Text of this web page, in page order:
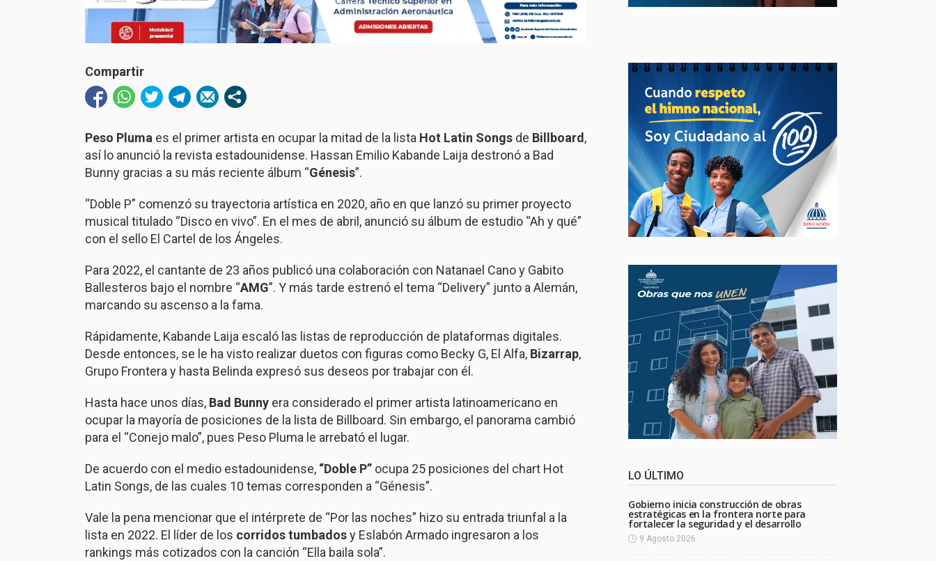
Compartir
Peso Pluma es el primer artista en ocupar la mitad de la lista Hot Latin Songs de Billboard,
así lo anunció la revista estadounidense. Hassan Emilio Kabande Laija destronó a Bad
Bunny gracias a su más reciente álbum “Génesis”.
“Doble P” comenzó su trayectoria artística en 2020, año en que lanzó su primer proyecto
musical titulado “Disco en vivo”. En el mes de abril, anunció su álbum de estudio “Ah y qué”
con el sello El Cartel de los Ángeles.
Para 2022, el cantante de 23 años publicó una colaboración con Natanael Cano y Gabito
Ballesteros bajo el nombre “AMG”. Y más tarde estrenó el tema “Delivery” junto a Alemán,
marcando su ascenso a la fama.
Rápidamente, Kabande Laija escaló las listas de reproducción de plataformas digitales.
Desde entonces, se le ha visto realizar duetos con figuras como Becky G, El Alfa, Bizarrap,
Grupo Frontera y hasta Belinda expresó sus deseos por trabajar con él.
Hasta hace unos días, Bad Bunny era considerado el primer artista latinoamericano en
ocupar la mayoría de posiciones de la lista de Billboard. Sin embargo, el panorama cambió
para el “Conejo malo”, pues Peso Pluma le arrebató el lugar.
De acuerdo con el medio estadounidense, “Doble P” ocupa 25 posiciones del chart Hot
Latin Songs, de las cuales 10 temas corresponden a “Génesis”.
Vale la pena mencionar que el intérprete de “Por las noches” hizo su entrada triunfal a la
lista en 2022. El líder de los corridos tumbadosy Eslabón Armado ingresaron a los
rankings más cotizados con la canción “Ella baila sola”.
LO ÚLTIMO
Gobierno inicia construcción de obras
estratégicas en la frontera norte para
fortalecer la seguridad y el desarrollo
9 Agosto 2026